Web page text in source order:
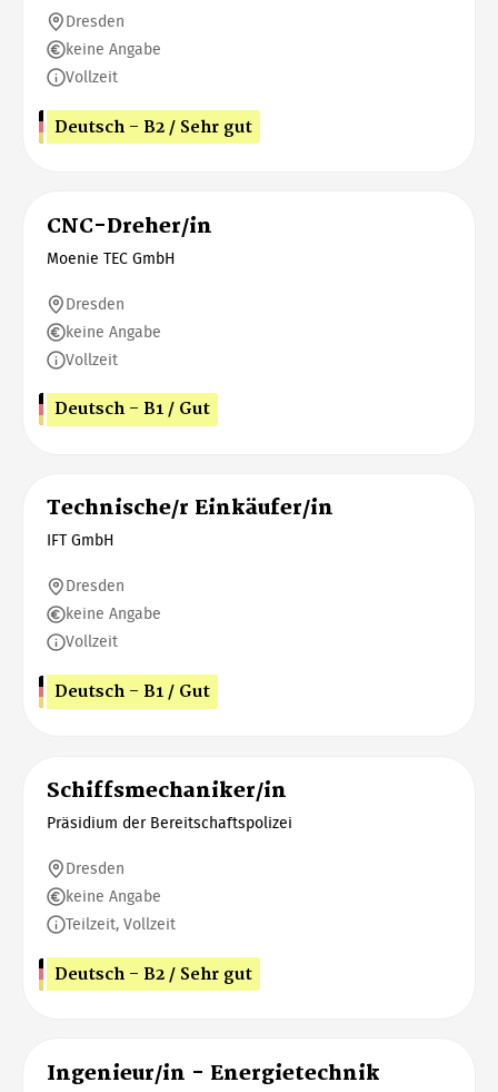
Dresden
keine Angabe
Vollzeit
Deutsch - B2 / Sehr gut
CNC-Dreher/in
Moenie TEC GmbH
Dresden
keine Angabe
Vollzeit
Deutsch - B1 / Gut
Technische/r Einkäufer/in
IFT GmbH
Dresden
keine Angabe
Vollzeit
Deutsch - B1 / Gut
Schiffsmechaniker/in
Präsidium der Bereitschaftspolizei
Dresden
keine Angabe
Teilzeit, Vollzeit
Deutsch - B2 / Sehr gut
Ingenieur/in - Energietechnik